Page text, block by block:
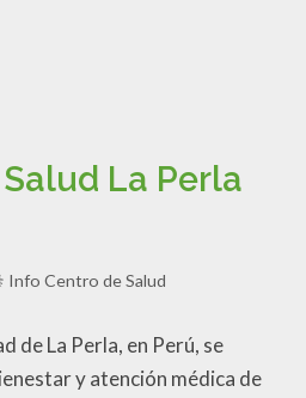
La Perla
Info Centro de Salud
de La Perla, en Perú, se
y atención médica de